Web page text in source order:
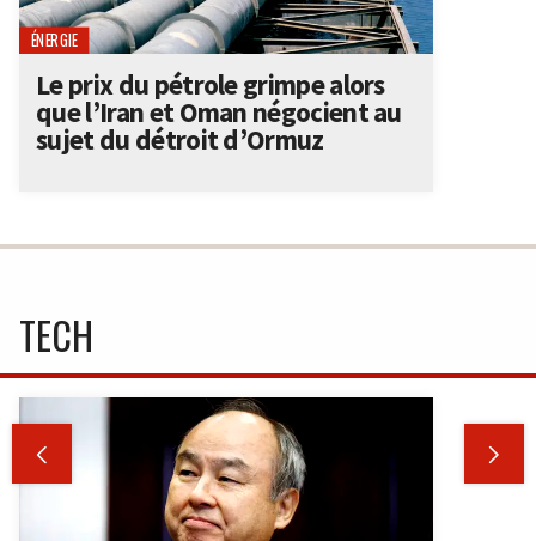
ÉNERGIE
Le prix du pétrole grimpe alors
que l’Iran et Oman négocient au
sujet du détroit d’Ormuz
TECH
 